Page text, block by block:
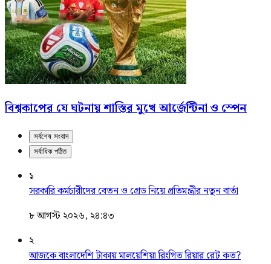
বিশ্বকাপের যে ঘটনায় শাস্তির মুখে আর্জেন্টিনা ও স্পেন
সর্বশেষ সংবাদ
সর্বাধিক পঠিত
১
সরকারি কর্মচারীদের বেতন ও গ্রেড নিয়ে প্রতিমন্ত্রীর নতুন বার্তা
৮ আগস্ট ২০২৬, ২৪:৪৩
২
আজকে বাংলাদেশি টাকায় মালয়েশিয়া রিংগিত রিয়ার রেট কত?